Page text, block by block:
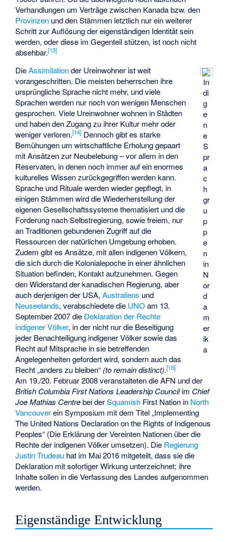
Verhandlungen um Verträge zwischen Kanada bzw. den
Provinzen und den Stämmen letztlich nur ein weiterer
Schritt zur Auflösung der eigenständigen Identität sein
werden, oder diese im Gegenteil stützen, ist noch nicht
absehbar.[13]
In
di
g
e
n
e
S
pr
a
c
h
gr
u
p
p
e
n
in
N
or
d
a
m
er
ik
a
DieAssimilationder Ureinwohner ist weit
vorangeschritten. Die meisten beherrschen ihre
ursprüngliche Sprache nicht mehr, und viele
Sprachen werden nur noch von wenigen Menschen
gesprochen. Viele Ureinwohner wohnen in Städten
und haben den Zugang zu ihrer Kultur mehr oder
weniger verloren.[14] Dennoch gibt es starke
Bemühungen um wirtschaftliche Erholung gepaart
mit Ansätzen zur Neubelebung – vor allem in den
Reservaten, in denen noch immer auf ein enormes
kulturelles Wissen zurückgegriffen werden kann.
Sprache und Rituale werden wieder gepflegt, in
einigen Stämmen wird die Wiederherstellung der
eigenen Gesellschaftssysteme thematisiert und die
Forderung nach Selbstregierung, sowie freiem, nur
an Traditionen gebundenen Zugriff auf die
Ressourcen der natürlichen Umgebung erhoben.
Zudem gibt es Ansätze, mit allen indigenen Völkern,
die sich durch die Kolonialepoche in einer ähnlichen
Situation befinden, Kontakt aufzunehmen. Gegen
den Widerstand der kanadischen Regierung, aber
auch derjenigen der USA,Australiens und
Neuseelands, verabschiedete die UNOam 13.
September 2007 die Deklaration der Rechte
indigener Völker, in der nicht nur die Beseitigung
jeder Benachteiligung indigener Völker sowie das
Recht auf Mitsprache in sie betreffenden
Angelegenheiten gefordert wird, sondern auch das
Recht „anders zu bleiben“ (to remain distinct).[15]
Am 19./20. Februar 2008 veranstalteten die AFN und der
British Columbia First Nations Leadership Councilim Chief
Joe Mathias Centrebei derSquamish First Nation in North
Vancouverein Symposium mit dem Titel „Implementing
The United Nations Declaration on the Rights of Indigenous
Peoples“ (Die Erklärung der Vereinten Nationen über die
Rechte der indigenen Völker umsetzen). Die Regierung
Justin Trudeau hat im Mai 2016 mitgeteilt, dass sie die
Deklaration mit sofortiger Wirkung unterzeichnet; ihre
Inhalte sollen in die Verfassung des Landes aufgenommen
werden.
Eigenständige Entwicklung